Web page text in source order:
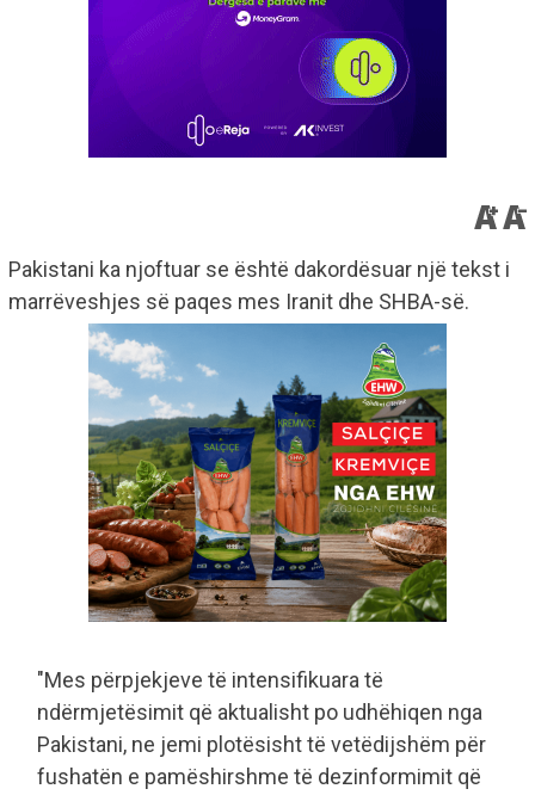
Pakistani ka njoftuar se është dakordësuar një tekst i
marrëveshjes së paqes mes Iranit dhe SHBA-së.
"Mes përpjekjeve të intensifikuara të
ndërmjetësimit që aktualisht po udhëhiqen nga
Pakistani, ne jemi plotësisht të vetëdijshëm për
fushatën e pamëshirshme të dezinformimit që